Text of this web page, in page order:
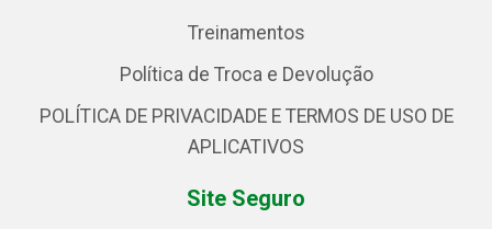
Treinamentos
Política de Troca e Devolução
POLÍTICA DE PRIVACIDADE E TERMOS DE USO DE
APLICATIVOS
Site Seguro